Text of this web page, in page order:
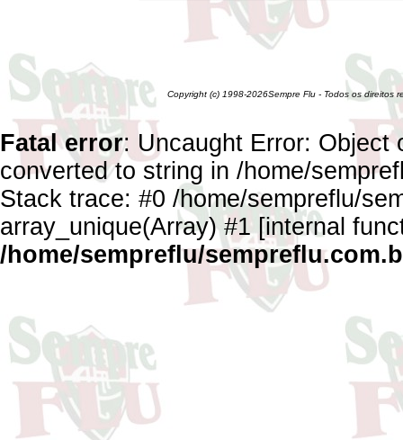
Copyright (c) 1998-2026Sempre Flu - Todos os direitos
Fatal error: Uncaught Error: Object
converted to string in /home/
Stack trace: #0 /home/sempreflu/
array_unique(Array) #1 [internal
/home/sempreflu/